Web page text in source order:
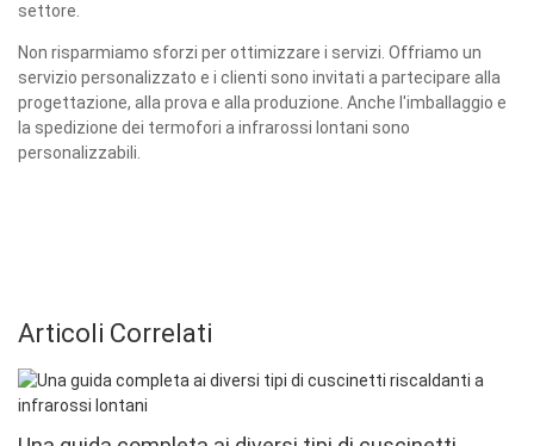
settore.
Non risparmiamo sforzi per ottimizzare i servizi. Offriamo un
servizio personalizzato e i clienti sono invitati a partecipare alla
progettazione, alla prova e alla produzione. Anche l'imballaggio e
la spedizione dei termofori a infrarossi lontani sono
personalizzabili.
Articoli Correlati